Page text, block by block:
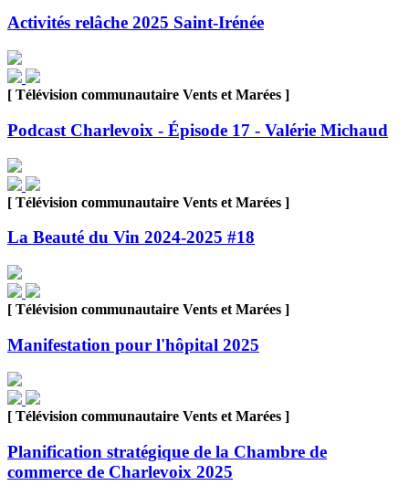
Activités relâche 2025 Saint-Irénée
[ Télévision communautaire Vents et Marées ]
Podcast Charlevoix - Épisode 17 - Valérie Michaud
[ Télévision communautaire Vents et Marées ]
La Beauté du Vin 2024-2025 #18
[ Télévision communautaire Vents et Marées ]
Manifestation pour l'hôpital 2025
[ Télévision communautaire Vents et Marées ]
Planification stratégique de la Chambre de
commerce de Charlevoix 2025